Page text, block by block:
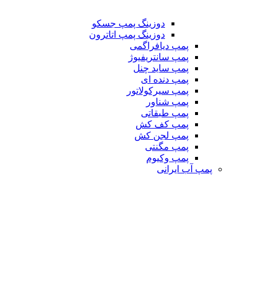
دوزینگ پمپ جسکو
دوزینگ پمپ اتاترون
پمپ دیافراگمی
پمپ سانتریفیوژ
پمپ ساید چنل
پمپ دنده ای
پمپ سیرکولاتور
پمپ شناور
پمپ طبقاتی
پمپ کف کش
پمپ لجن کش
پمپ مگنتی
پمپ وکیوم
پمپ آب ایرانی